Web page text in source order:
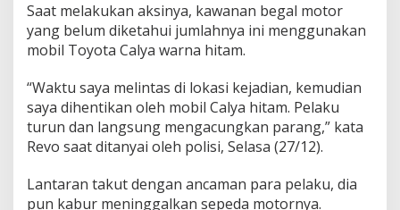
s
M
o
o
r
M
a
h
s
i
Saat melakukan aksinya, kawanan begal motor
yang belum diketahui jumlahnya ini menggunakan
mobil Toyota Calya warna hitam.
“Waktu saya melintas di lokasi kejadian, kemudian
saya dihentikan oleh mobil Calya hitam. Pelaku
turun dan langsung mengacungkan parang,” kata
Revo saat ditanyai oleh polisi, Selasa (27/12).
Lantaran takut dengan ancaman para pelaku, dia
pun kabur meninggalkan sepeda motornya.